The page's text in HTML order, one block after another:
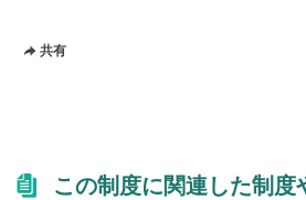
共有
この制度に関連した制度